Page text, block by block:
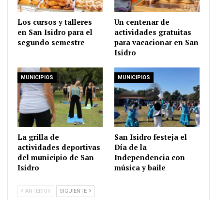
Los cursos y talleres
en San Isidro para el
segundo semestre
Un centenar de
actividades gratuitas
para vacacionar en San
Isidro
MUNICIPIOS
La grilla de
actividades deportivas
del municipio de San
Isidro
MUNICIPIOS
San Isidro festeja el
Día de la
Independencia con
música y baile
ANTERIOR SIGUIENTE